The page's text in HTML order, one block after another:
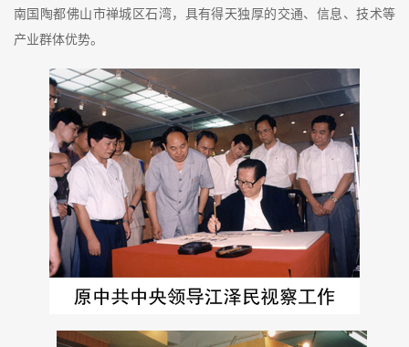
南国陶都佛山市禅城区石湾，具有得天独厚的交通、信息、技术等
产业群体优势。